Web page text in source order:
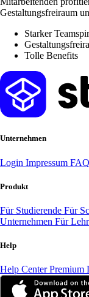
Gestaltungsfreiraum
Starker
Tolle Benefits
Unternehmen
Login Impressum FAQ
Produkt
Für Studierende Für
Unternehmen Für
Help
Help CenterPremium